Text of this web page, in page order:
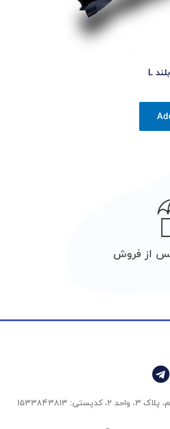
از فروش